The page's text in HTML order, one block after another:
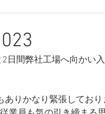
日間弊社工場へ向かい
りかなり緊張しており